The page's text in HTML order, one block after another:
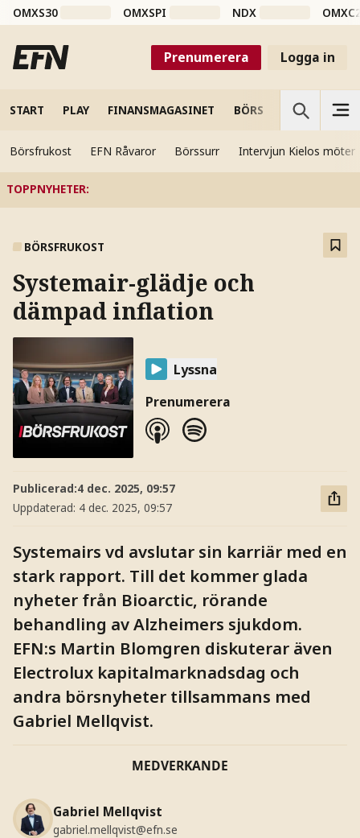
OMXS30 OMXSPI NDX
Prenumerera Logga in
START PLAY FINANSMAGASINET BÖRS VETENSKAP
Börsfrukost EFN Råvaror Börssurr Intervjun Kielos möter
TOPPNYHETER:
BÖRSFRUKOST
Systemair-glädje och
dämpad inflation
Lyssna
Prenumerera
Publicerad:4 dec. 2025, 09:57
Uppdaterad: 4 dec. 2025, 09:57
Systemairs vd avslutar sin karriär med en
stark rapport. Till det kommer glada
nyheter från Bioarctic, rörande
behandling av Alzheimers sjukdom.
EFN:s Martin Blomgren diskuterar även
Electrolux kapitalmarknadsdag och
andra börsnyheter tillsammans med
Gabriel Mellqvist.
MEDVERKANDE
Gabriel Mellqvist
gabriel.mellqvist@efn.se